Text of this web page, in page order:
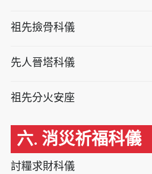
祖先撿骨科儀
先人晉塔科儀
祖先分火安座
六. 消災祈福科儀
討糧求財科儀